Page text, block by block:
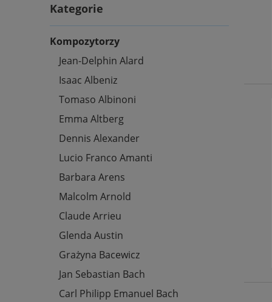
Kategorie
Kompozytorzy
Jean-Delphin Alard
Isaac Albeniz
Tomaso Albinoni
Emma Altberg
Dennis Alexander
Lucio Franco Amanti
Barbara Arens
Malcolm Arnold
Claude Arrieu
Glenda Austin
Grażyna Bacewicz
Jan Sebastian Bach
Carl Philipp Emanuel Bach